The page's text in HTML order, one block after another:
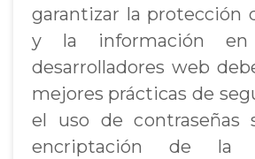
garantizar la protección
y la información en
desarrolladores web
mejores prácticas de
el uso de contraseñas
encriptación de la